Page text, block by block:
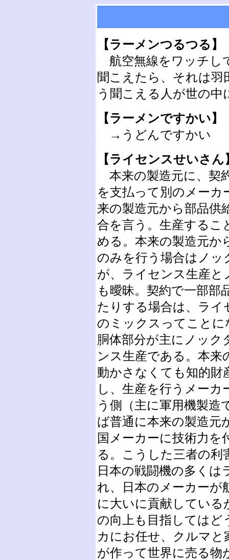
【ラーメンつるつる】
航空無線をワッチし
聞こえたら、それは羽
う聞こえる人が世の
【ラーメンですかい】
→うどんですかい
【ライセンスせいさ
本来の製造元に、契
を支払って別のメーカ
来の製造元から部品供
合を言う。生産するこ
める。本来の製造元か
のみを行う場合はノ
が、ライセンス生産
も曖昧。契約で一部部
たりする場合は、ラ
のミックスってことに
胴体部分が主にノック
ンス生産である。本来
動かさなくても知的財
し、生産を行うメー
う側（主に軍用機製造
ば普通に本来の製造元
国メーカーに技術力
る。こうした三者の利
日本の戦闘機の多く
れ、日本のメーカーが
に大いに貢献している
の向上も目指してはど
カにお任せ、クルマと
が作って世界に売る